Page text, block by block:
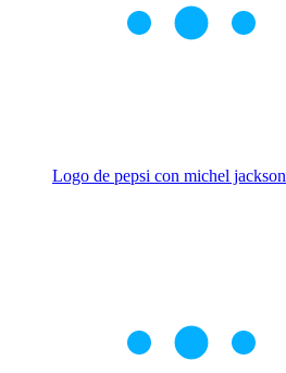
Logo de pepsi con michel jackson